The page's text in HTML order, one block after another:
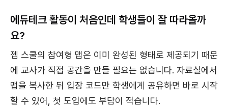
에듀테크 활동이 처음인데 학생들이 잘 따라올까
요?
젭 스쿨의 참여형 맵은 이미 완성된 형태로 제공되기 때문
에 교사가 직접 공간을 만들 필요는 없습니다. 자료실에서
맵을 복사한 뒤 입장 코드만 학생에게 공유하면 바로 시작
할 수 있어, 첫 도입에도 부담이 적습니다.